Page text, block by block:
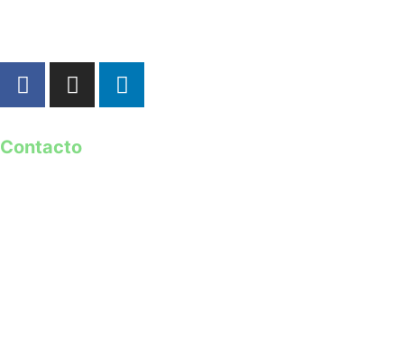
Contacto